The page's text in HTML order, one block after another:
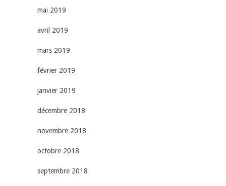
mai 2019
avril 2019
mars 2019
février 2019
janvier 2019
décembre 2018
novembre 2018
octobre 2018
septembre 2018